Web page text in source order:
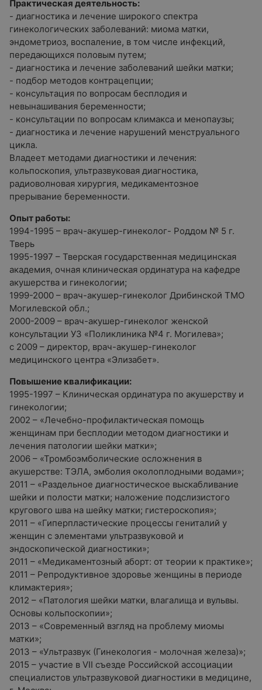
Практическая деятельность:
- диагностика и лечение широкого спектра
гинекологических заболеваний: миома матки,
эндометриоз, воспаление, в том числе инфекций,
передающихся половым путем;
- диагностика и лечение заболеваний шейки матки;
- подбор методов контрацепции;
- консультация по вопросам бесплодия и
невынашивания беременности;
- консультации по вопросам климакса и менопаузы;
- диагностика и лечение нарушений менструального
цикла.
Владеет методами диагностики и лечения:
кольпоскопия, ультразвуковая диагностика,
радиоволновая хирургия, медикаментозное
прерывание беременности.
Опыт работы:
1994-1995 – врач-акушер-гинеколог- Роддом № 5 г.
Тверь
1995-1997 – Тверская государственная медицинская
академия, очная клиническая ординатура на кафедре
акушерства и гинекологии;
1999-2000 – врач-акушер-гинеколог Дрибинской ТМО
Могилевской обл.;
2000-2009 – врач-акушер-гинеколог женской
консультации УЗ «Поликлиника №4 г. Могилева»;
с 2009 – директор, врач-акушер-гинеколог
медицинского центра «Элизабет».
Повышение квалификации:
1995-1997 – Клиническая ординатура по акушерству и
гинекологии;
2002 – «Лечебно-профилактическая помощь
женщинам при бесплодии методом диагностики и
лечения патологии шейки матки»;
2006 – «Тромбоэмболические осложнения в
акушерстве: ТЭЛА, эмболия околоплодными водами»;
2011 – «Раздельное диагностическое выскабливание
шейки и полости матки; наложение подслизистого
кругового шва на шейку матки; гистероскопия»;
2011 – «Гиперпластические процессы гениталий у
женщин с элементами ультразвуковой и
эндоскопической диагностики»;
2011 – «Медикаментозный аборт: от теории к практике»;
2011 – Репродуктивное здоровье женщины в периоде
климактерия»;
2012 – «Патология шейки матки, влагалища и вульвы.
Основы кольпоскопии»;
2013 – «Современный взгляд на проблему миомы
матки»;
2013 – «Ультразвук (Гинекология - молочная железа)»;
2015 – участие в VII съезде Российской ассоциации
специалистов ультразвуковой диагностики в медицине,